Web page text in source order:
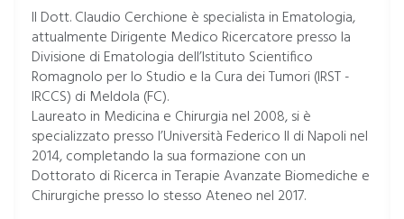
Il Dott. Claudio Cerchione è specialista in Ematologia,
attualmente Dirigente Medico Ricercatore presso la
Divisione di Ematologia dell’Istituto Scientifico
Romagnolo per lo Studio e la Cura dei Tumori (IRST -
IRCCS) di Meldola (FC).
Laureato in Medicina e Chirurgia nel 2008, si è
specializzato presso l’Università Federico II di Napoli nel
2014, completando la sua formazione con un
Dottorato di Ricerca in Terapie Avanzate Biomediche e
Chirurgiche presso lo stesso Ateneo nel 2017.